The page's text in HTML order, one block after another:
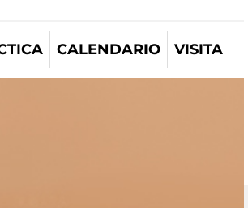
CALENDARIO VISITA